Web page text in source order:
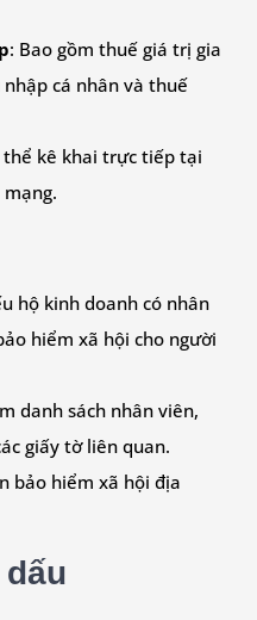
: Bao gồm thuế giá trị gia
cá nhân và thuế
thể kê khai trực tiếp tại
hộ kinh doanh có nhân
hiểm xã hội cho người
danh sách nhân viên,
giấy tờ liên quan.
bảo hiểm xã hội địa